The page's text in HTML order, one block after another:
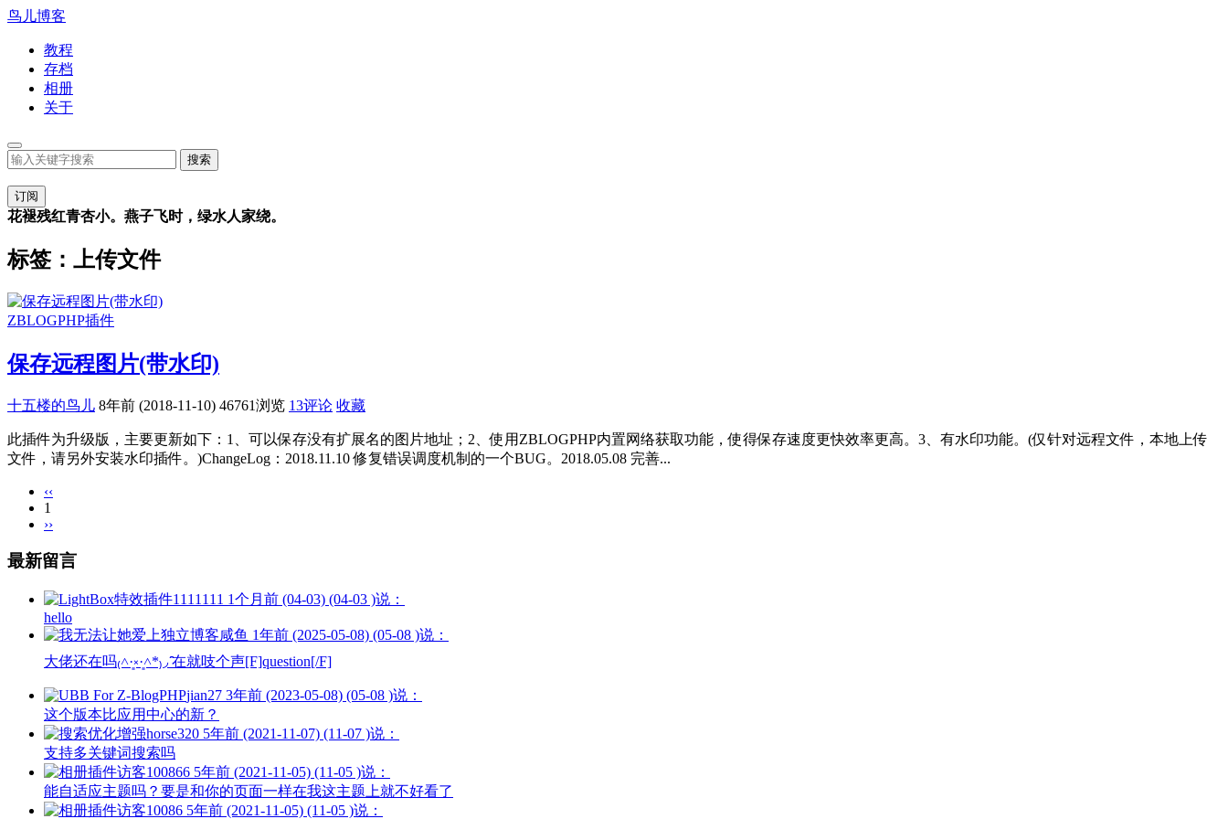
鸟儿博客
教程
存档
相册
关于
订阅
花褪残红青杏小。燕子飞时，绿水人家绕。
标签：上传文件
ZBLOGPHP插件
保存远程图片(带水印)
十五楼的鸟儿 8年前 (2018-11-10) 46761浏览 13评论 收藏
此插件为升级版，主要更新如下：1、可以保存没有扩展名的图片地址；2、使用ZBLOGPHP内置网络获取功能，使得保存速度更快效率更高。3、有水印功能。(仅针对远程文件，本地上传
文件，请另外安装水印插件。)ChangeLog：2018.11.10 修复错误调度机制的一个BUG。2018.05.08 完善...
‹‹
1
››
最新留言
1111111 1个月前 (04-03) (04-03 )说：
hello
咸鱼 1年前 (2025-05-08) (05-08 )说：
大佬还在吗₍˄·͈༝·͈˄*₎◞ ̑̑在就吱个声[F]question[/F]
jian27 3年前 (2023-05-08) (05-08 )说：
这个版本比应用中心的新？
horse320 5年前 (2021-11-07) (11-07 )说：
支持多关键词搜索吗
访客100866 5年前 (2021-11-05) (11-05 )说：
能自适应主题吗？要是和你的页面一样在我这主题上就不好看了
访客10086 5年前 (2021-11-05) (11-05 )说：